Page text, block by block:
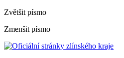
Zvětšit písmo
Zmenšit písmo